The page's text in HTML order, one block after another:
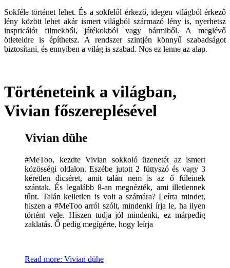
Sokféle történet lehet. És a sokfelől érkező, idegen világból érkező
lény között lehet akár ismert világból származó lény is, nyerhetsz
inspricáiót filmekből, játékokból vagy bármiből. A meglévő
ötleteidre is építhetsz. A rendszer szintjén könnyű szabadságot
biztosítani, és ennyiben a világ is szabad. Nos ez lenne az alap.
Történeteink a világban,
Vivian főszereplésével
Vivian dühe
#MeToo, kezdte Vivian sokkoló üzenetét az ismert
közösségi oldalon. Eszébe jutott 2 füttyszó és vagy 3
kéretlen dicséret, amit talán nem is az ő füleinek
szántak. És legalább 8-an megnézték, ami illetlennek
tűnt. Talán kelletlen is volt a számára? Leírta mindet,
hiszen a #MeToo arról szólt, mindenki írja le, ha ilyen
történt vele. Hiszen tudja jól mindenki, ez márpedig
zaklatás. Ő pedig megígérte, hogy leírja
Read more: Vivian dühe